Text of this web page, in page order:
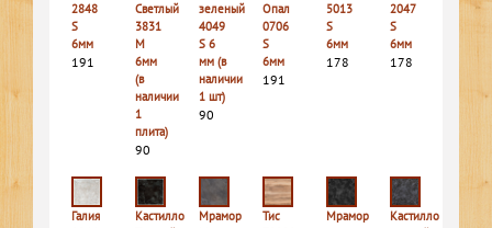
2848
S
6мм
191
Светлый
3831
M
6мм
(в
наличии
1
плита)
90
зеленый
4049
S 6
мм (в
наличии
1 шт)
90
Опал
0706
S
6мм
191
5013
S
6мм
178
2047
S
6мм
178
Галия
Кастилло
Мрамор
Тис
Мрамор
Кастилло